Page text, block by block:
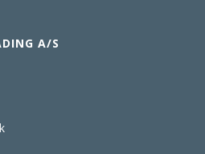
A/S